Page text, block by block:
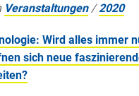
Veranstaltungen /2020
Wird alles immer
sich neue